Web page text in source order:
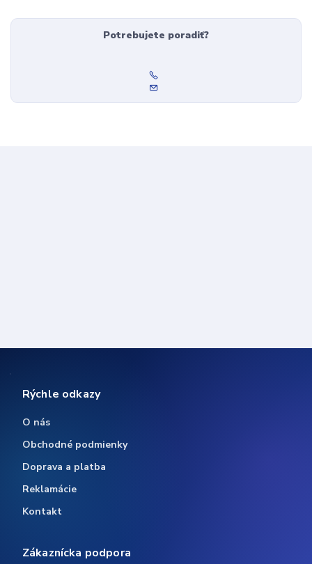
Potrebujete poradiť?
Rýchle odkazy
O nás
Obchodné podmienky
Doprava a platba
Reklamácie
Kontakt
Zákaznícka podpora